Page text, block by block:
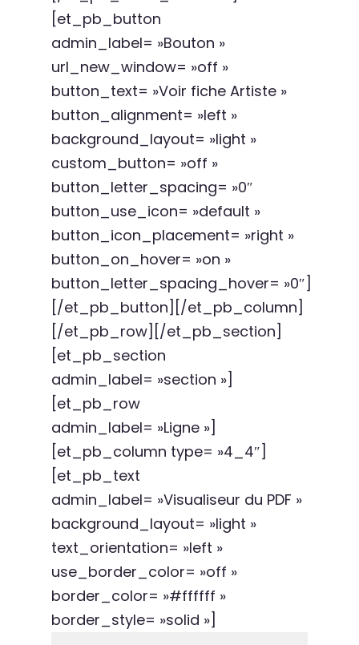
[et_pb_button
admin_label= »Bouton »
url_new_window= »off »
button_text= »Voir fiche Artiste »
button_alignment= »left »
background_layout= »light »
custom_button= »off »
button_letter_spacing= »0″
button_use_icon= »default »
button_icon_placement= »right »
button_on_hover= »on »
button_letter_spacing_hover= »0″]
[/et_pb_button][/et_pb_column]
[/et_pb_row][/et_pb_section]
[et_pb_section
admin_label= »section »]
[et_pb_row
admin_label= »Ligne »]
[et_pb_column type= »4_4″]
[et_pb_text
admin_label= »Visualiseur du PDF »
background_layout= »light »
text_orientation= »left »
use_border_color= »off »
border_color= »#ffffff »
border_style= »solid »]